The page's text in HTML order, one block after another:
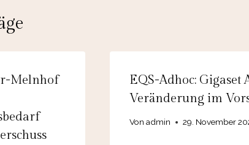
Melnhof
EQS-Adhoc: Gigaset
Veränderung im
Von admin 29. November